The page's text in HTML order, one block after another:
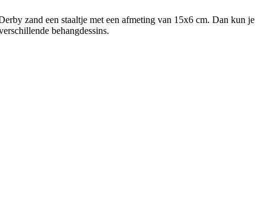
zand een staaltje met een afmeting van 15x6 cm. Dan kun je
behangdessins.